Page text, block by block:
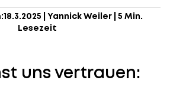
18.3.2025 Yannick Weiler| 5 Min.
Lesezeit
uns vertrauen: